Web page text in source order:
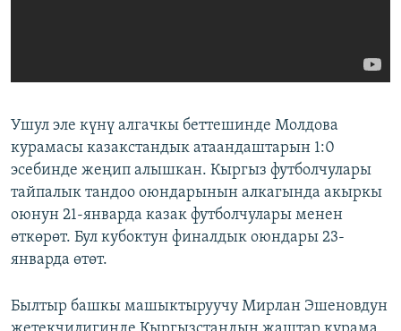
​Ушул эле күнү алгачкы беттешинде Молдова
курамасы казакстандык атаандаштарын 1:0
эсебинде жеңип алышкан. Кыргыз футболчулары
тайпалык тандоо оюндарынын алкагында акыркы
оюнун 21-январда казак футболчулары менен
өткөрөт. Бул кубоктун финалдык оюндары 23-
январда өтөт.
Былтыр башкы машыктыруучу Мирлан Эшеновдун